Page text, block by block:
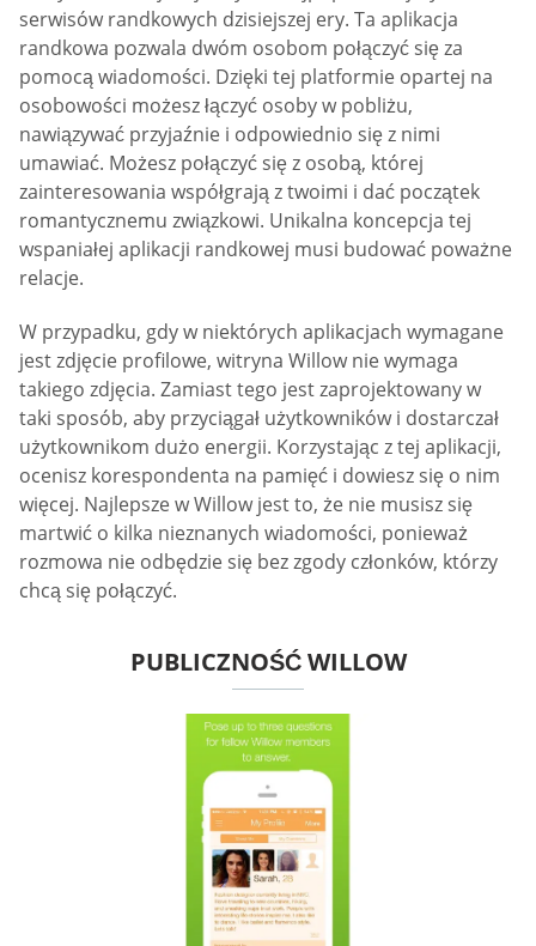
serwisów randkowych dzisiejszej ery. Ta aplikacja
randkowa pozwala dwóm osobom połączyć się za
pomocą wiadomości. Dzięki tej platformie opartej na
osobowości możesz łączyć osoby w pobliżu,
nawiązywać przyjaźnie i odpowiednio się z nimi
umawiać. Możesz połączyć się z osobą, której
zainteresowania współgrają z twoimi i dać początek
romantycznemu związkowi. Unikalna koncepcja tej
wspaniałej aplikacji randkowej musi budować poważne
relacje.
W przypadku, gdy w niektórych aplikacjach wymagane
jest zdjęcie profilowe, witryna Willow nie wymaga
takiego zdjęcia. Zamiast tego jest zaprojektowany w
taki sposób, aby przyciągał użytkowników i dostarczał
użytkownikom dużo energii. Korzystając z tej aplikacji,
ocenisz korespondenta na pamięć i dowiesz się o nim
więcej. Najlepsze w Willow jest to, że nie musisz się
martwić o kilka nieznanych wiadomości, ponieważ
rozmowa nie odbędzie się bez zgody członków, którzy
chcą się połączyć.
PUBLICZNOŚĆ WILLOW